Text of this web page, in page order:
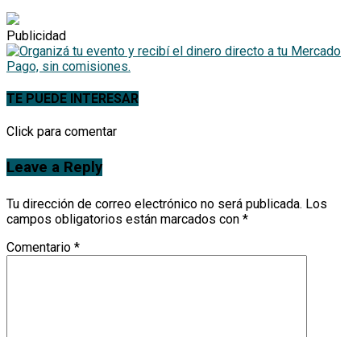
Publicidad
TE PUEDE INTERESAR
Click para comentar
Leave a Reply
Tu dirección de correo electrónico no será publicada. Los
campos obligatorios están marcados con *
Comentario *